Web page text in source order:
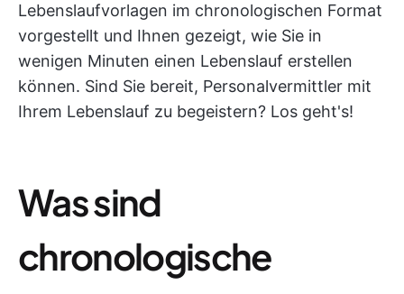
Lebenslaufvorlagen im chronologischen Format
vorgestellt und Ihnen gezeigt, wie Sie in
wenigen Minuten einen Lebenslauf erstellen
können. Sind Sie bereit, Personalvermittler mit
Ihrem Lebenslauf zu begeistern? Los geht's!
Was sind
chronologische